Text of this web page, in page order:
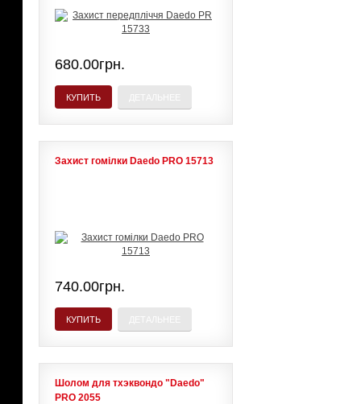
680.00грн.
КУПИТЬ
Захист гомілки Daedo PRO 15713
740.00грн.
КУПИТЬ
Шолом для тхэквондо "Daedo"
PRO 2055